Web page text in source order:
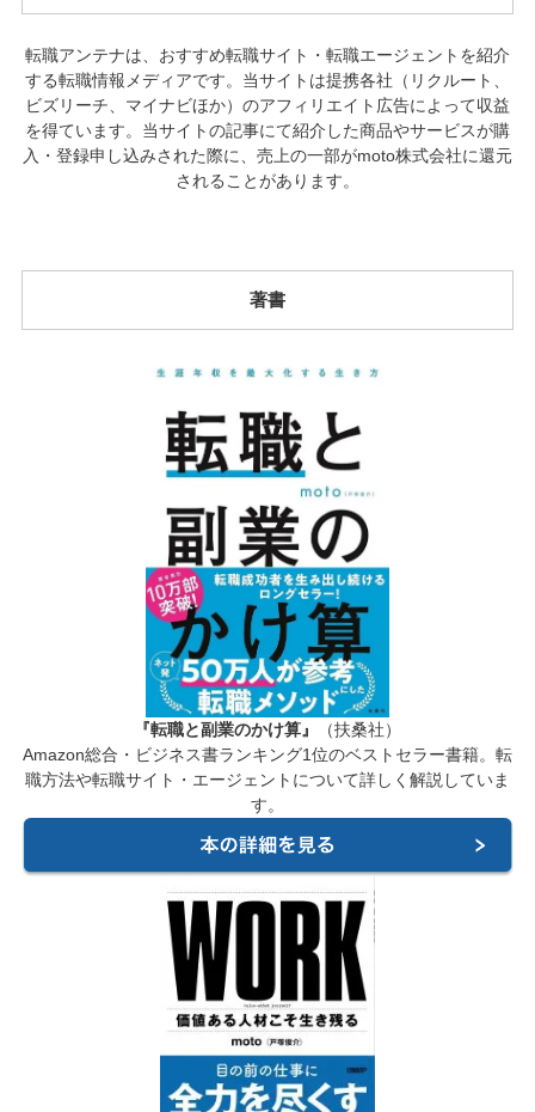
転職アンテナは、おすすめ転職サイト・転職エージェントを紹介
する転職情報メディアです。当サイトは提携各社（リクルート、
ビズリーチ、マイナビほか）のアフィリエイト広告によって収益
を得ています。当サイトの記事にて紹介した商品やサービスが購
入・登録申し込みされた際に、売上の一部がmoto株式会社に還元
されることがあります。
著書
『転職と副業のかけ算』
（扶桑社）
Amazon総合・ビジネス書ランキング1位のベストセラー書籍。転
職方法や転職サイト・エージェントについて詳しく解説していま
す。